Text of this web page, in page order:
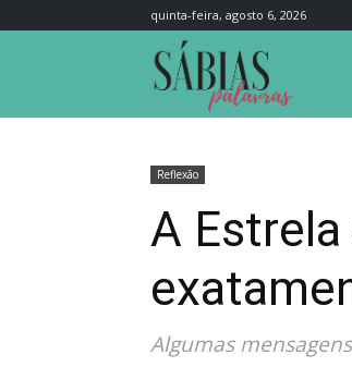
quinta-feira, agosto 6, 2026
Reflexão
A
Algumas